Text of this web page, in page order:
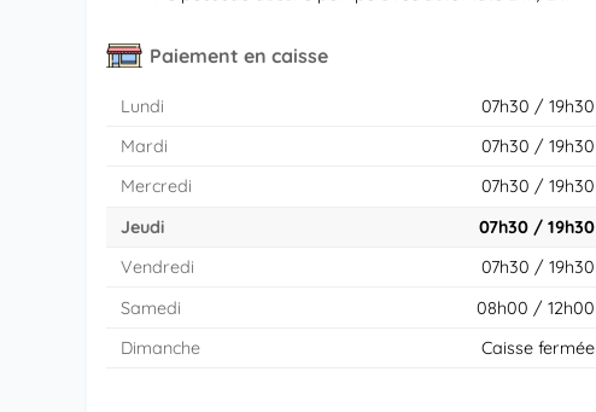
Paiement en caisse
Lundi
07h30 / 19h30
Mardi
07h30 / 19h30
Mercredi
07h30 / 19h30
Jeudi
07h30 / 19h30
Vendredi
07h30 / 19h30
Samedi
08h00 / 12h00
Dimanche
Caisse fermée